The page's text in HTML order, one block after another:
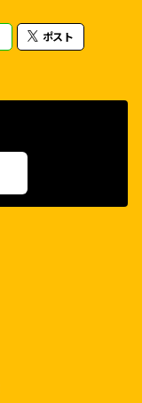
ポスト